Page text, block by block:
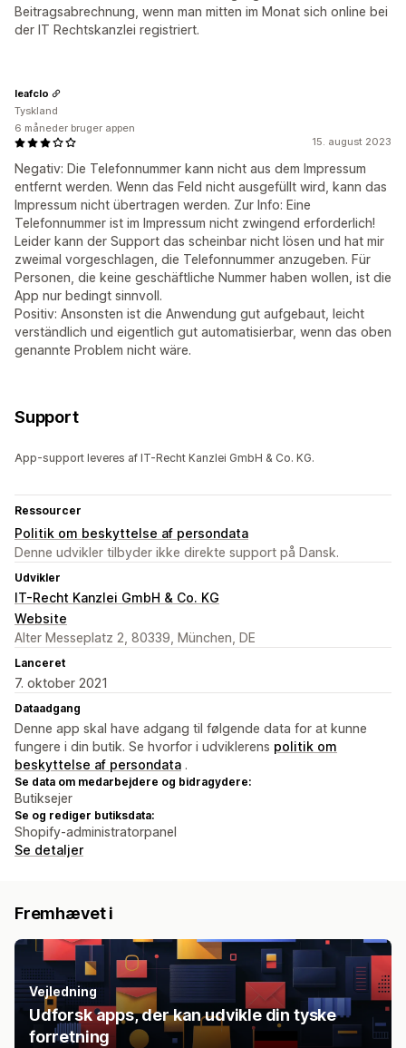
Beitragsabrechnung, wenn man mitten im Monat sich online bei
der IT Rechtskanzlei registriert.
15. august 2023
Negativ: Die Telefonnummer kann nicht aus dem Impressum
entfernt werden. Wenn das Feld nicht ausgefüllt wird, kann das
Impressum nicht übertragen werden. Zur Info: Eine
Telefonnummer ist im Impressum nicht zwingend erforderlich!
Leider kann der Support das scheinbar nicht lösen und hat mir
zweimal vorgeschlagen, die Telefonnummer anzugeben. Für
Personen, die keine geschäftliche Nummer haben wollen, ist die
App nur bedingt sinnvoll.
Positiv: Ansonsten ist die Anwendung gut aufgebaut, leicht
verständlich und eigentlich gut automatisierbar, wenn das oben
genannte Problem nicht wäre.
leafclo
Tyskland
6 måneder bruger appen
Support
App-support leveres af IT-Recht Kanzlei GmbH & Co. KG.
Ressourcer
Politik om beskyttelse af persondata
Denne udvikler tilbyder ikke direkte support på Dansk.
Udvikler
IT-Recht Kanzlei GmbH & Co. KG
Website
Alter Messeplatz 2, 80339, München, DE
Lanceret
7. oktober 2021
Dataadgang
Denne app skal have adgang til følgende data for at kunne
fungere i din butik. Se hvorfor i udviklerens politik om
beskyttelse af persondata .
Se data om medarbejdere og bidragydere:
Butiksejer
Se og rediger butiksdata:
Shopify-administratorpanel
Se detaljer
Fremhævet i
Vejledning
Udforsk apps, der kan udvikle din tyske
forretning